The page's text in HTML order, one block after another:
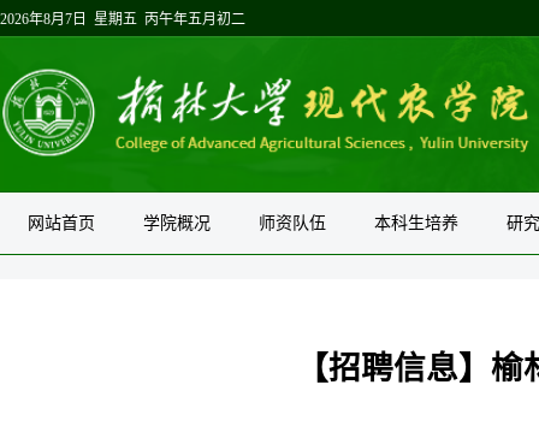
2026年8月7日 星期五 丙午年五月初二
网站首页 学院概况 师资队伍 本科生培养 研
【招聘信息】